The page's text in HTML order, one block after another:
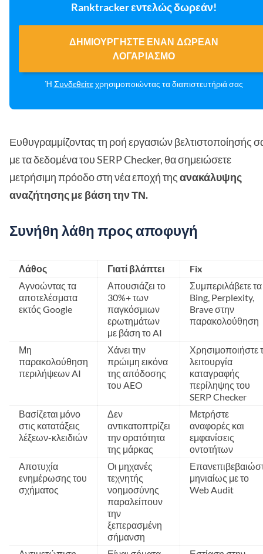
Ranktracker εντελώς δωρεάν!
ΔΗΜΙΟΥΡΓΉΣΤΕ ΈΝΑΝ ΔΩΡΕΆΝ
ΛΟΓΑΡΙΑΣΜΌ
Ή Συνδεθείτεχρησιμοποιώντας τα διαπιστευτήριά σας
Ευθυγραμμίζοντας τη ροή εργασιών βελτιστοποίησής
με τα δεδομένα του SERP Checker, θα σημειώσετε
μετρήσιμη πρόοδο στη νέα εποχή τηςανακάλυψης
αναζήτησης με βάση την ΤΝ.
Συνήθη λάθη προς αποφυγή
Λάθος Γιατί βλάπτει
Fix
Αγνοώντας τα
αποτελέσματα
εκτός Google
Απουσιάζει το
30%+ των
παγκόσμιων
ερωτημάτων
με βάση το AI
Συμπεριλάβετε τα
Bing, Perplexity,
Brave στην
παρακολούθηση
Μη
παρακολούθηση
περιλήψεων AI
Χάνει την
πρώιμη εικόνα
της απόδοσης
του AEO
Χρησιμοποιήστε
λειτουργία
καταγραφής
περίληψης του
SERP Checker
Βασίζεται μόνο
στις κατατάξεις
λέξεων-κλειδιών
Δεν
αντικατοπτρίζει
την ορατότητα
της μάρκας
Μετρήστε
αναφορές και
εμφανίσεις
οντοτήτων
Αποτυχία
ενημέρωσης του
σχήματος
Οι μηχανές
τεχνητής
νοημοσύνης
παραλείπουν
την
ξεπερασμένη
σήμανση
μηνιαίως με το
Web Audit